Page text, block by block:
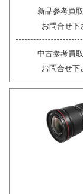
新品参考買
お問合せ下
中古参考買
お問合せ下